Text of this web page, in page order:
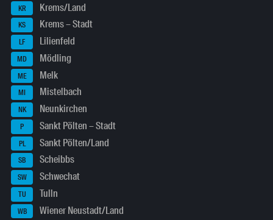
KR Krems/Land
KS Krems – Stadt
LF Lilienfeld
MD Mödling
ME Melk
MI Mistelbach
NK Neunkirchen
P Sankt Pölten – Stadt
PL Sankt Pölten/Land
SB Scheibbs
SW Schwechat
TU Tulln
WB Wiener Neustadt/Land